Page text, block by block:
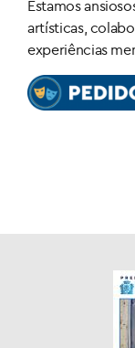
Estamos
artísticas,
experiências